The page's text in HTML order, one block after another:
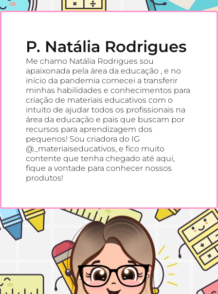
P. Natália Rodrigues
Me chamo Natália Rodrigues sou
apaixonada pela área da educação , e no
início da pandemia comecei a transferir
minhas habilidades e conhecimentos para
criação de materiais educativos com o
intuito de ajudar todos os profissionais na
área da educação e pais que buscam por
recursos para aprendizagem dos
pequenos! Sou criadora do IG
@_materiaiseducativos, e fico muito
contente que tenha chegado até aqui,
fique a vontade para conhecer nossos
produtos!